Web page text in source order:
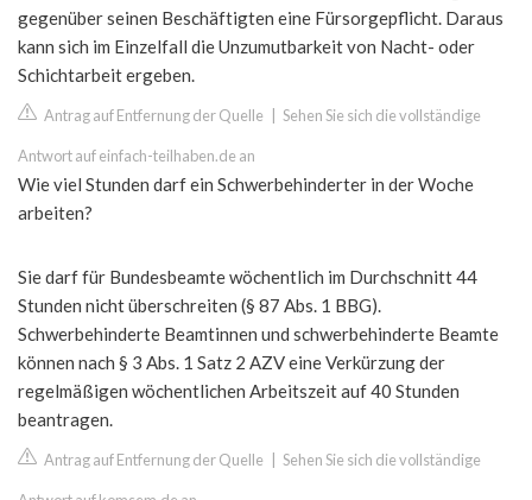
gegenüber seinen Beschäftigten eine Fürsorgepflicht. Daraus
kann sich im Einzelfall die Unzumutbarkeit von Nacht- oder
Schichtarbeit ergeben.
Antrag auf Entfernung der Quelle Sehen Sie sich die vollständige
Antwort auf einfach-teilhaben.de an
Wie viel Stunden darf ein Schwerbehinderter in der Woche
arbeiten?
Sie darf für Bundesbeamte wöchentlich im Durchschnitt 44
Stunden nicht überschreiten (§ 87 Abs. 1 BBG).
Schwerbehinderte Beamtinnen und schwerbehinderte Beamte
können nach § 3 Abs. 1 Satz 2 AZV eine Verkürzung der
regelmäßigen wöchentlichen Arbeitszeit auf 40 Stunden
beantragen.
Antrag auf Entfernung der Quelle Sehen Sie sich die vollständige